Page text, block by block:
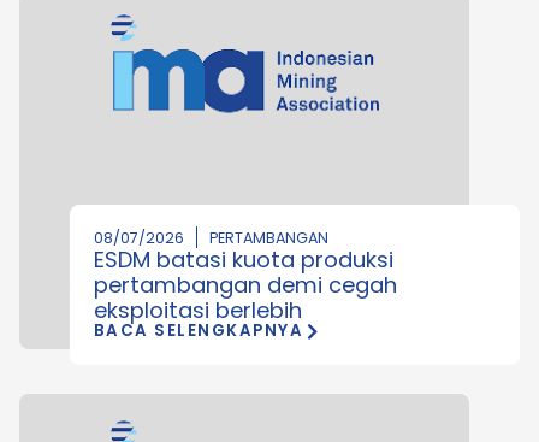
08/07/2026 PERTAMBANGAN
ESDM batasi kuota produksi
pertambangan demi cegah
eksploitasi berlebih
BACA SELENGKAPNYA